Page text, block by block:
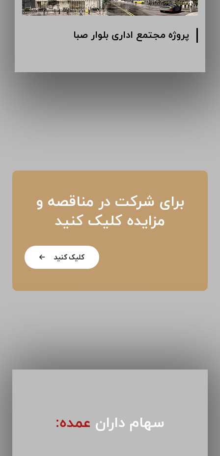
پروژه مجتمع اداری بلوار صبا
برای شرکت در مناقصه و
مزایده کلیک کنید
کلیک کنید
سهام داران عمده: